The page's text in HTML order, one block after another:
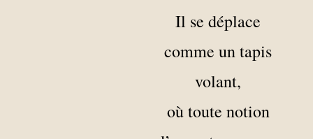
Il se déplace
comme un tapis
volant,
où toute notion